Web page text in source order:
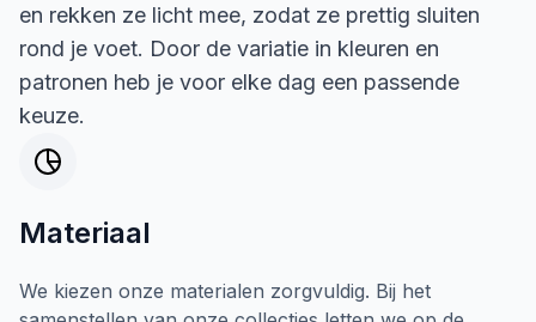
en rekken ze licht mee, zodat ze prettig sluiten
rond je voet. Door de variatie in kleuren en
patronen heb je voor elke dag een passende
keuze.
Materiaal
We kiezen onze materialen zorgvuldig. Bij het